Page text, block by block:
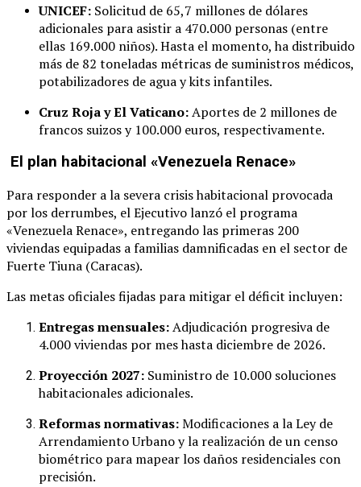
UNICEF: Solicitud de 65,7 millones de dólares
adicionales para asistir a 470.000 personas (entre
ellas 169.000 niños). Hasta el momento, ha distribuido
más de 82 toneladas métricas de suministros médicos,
potabilizadores de agua y kits infantiles.
Cruz Roja y El Vaticano:Aportes de 2 millones de
francos suizos y 100.000 euros, respectivamente.
El plan habitacional «Venezuela Renace»
Para responder a la severa crisis habitacional provocada
por los derrumbes, el Ejecutivo lanzó el programa
«Venezuela Renace», entregando las primeras 200
viviendas equipadas a familias damnificadas en el sector de
Fuerte Tiuna (Caracas).
Las metas oficiales fijadas para mitigar el déficit incluyen:
Entregas mensuales:Adjudicación progresiva de
4.000 viviendas por mes hasta diciembre de 2026.
Proyección 2027: Suministro de 10.000 soluciones
habitacionales adicionales.
Reformas normativas:Modificaciones a la Ley de
Arrendamiento Urbano y la realización de un censo
biométrico para mapear los daños residenciales con
precisión.